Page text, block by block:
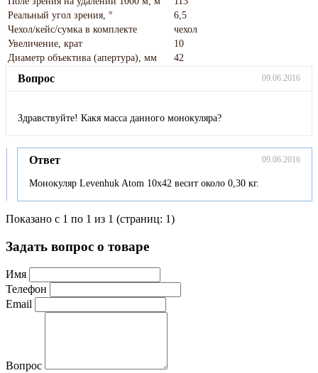
Реальный угол зрения, °
6,5
Чехол/кейс/сумка в комплекте
чехол
Увеличение, крат
10
Диаметр объектива (апертура), мм
42
Вопрос 09.06.2016
Здравствуйте! Какя масса данного монокуляра?
Ответ 09.06.2016
Монокуляр Levenhuk Atom 10x42 весит около 0,30 кг.
Показано с 1 по 1 из 1 (страниц: 1)
Задать вопрос о товаре
Имя
Телефон
Email
Вопрос